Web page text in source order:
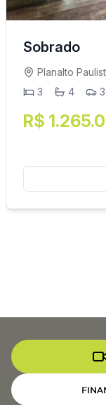
Sobrado
Planalto
3
4 3
R$